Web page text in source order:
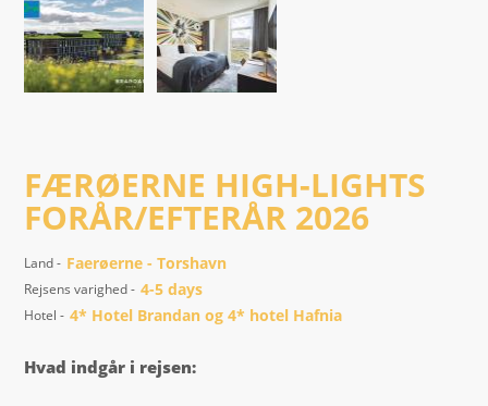
FÆRØERNE HIGH-LIGHTS
FORÅR/EFTERÅR 2026
Land - Faerøerne - Torshavn
Rejsens varighed - 4-5 days
Hotel - 4* Hotel Brandan og 4* hotel Hafnia
Hvad indgår i rejsen: